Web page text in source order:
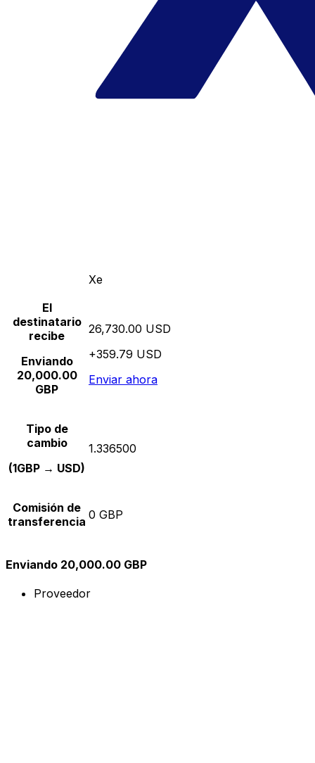
Xe
El
destinatario
recibe
Enviando
20,000.00
GBP
26,730.00 USD
+359.79 USD
Enviar ahora
Tipo de
cambio
(1GBP → USD)
1.336500
Comisión de
transferencia 0 GBP
Enviando 20,000.00 GBP
Proveedor